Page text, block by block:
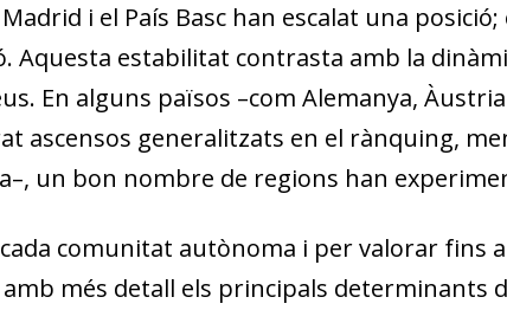
i el País Basc han escalat una posició;
Aquesta estabilitat contrasta amb la
En alguns països –com Alemanya,
ascensos generalitzats en el rànquing,
un bon nombre de regions han
cada comunitat autònoma i per valorar
més detall els principals determinants